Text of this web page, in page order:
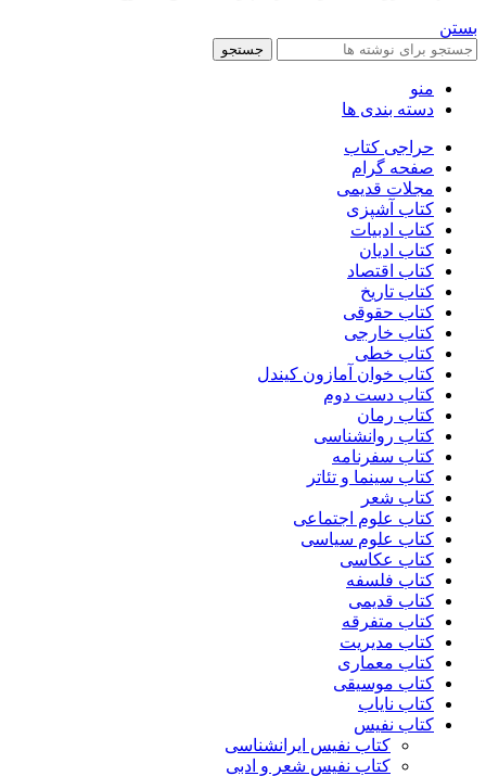
بستن
جستجو
منو
دسته بندی ها
حراجی کتاب
صفحه گرام
مجلات قدیمی
کتاب آشپزی
کتاب ادبیات
کتاب ادیان
کتاب اقتصاد
کتاب تاریخ
کتاب حقوقی
کتاب خارجی
کتاب خطی
کتاب خوان آمازون کیندل
کتاب دست دوم
کتاب رمان
کتاب روانشناسی
کتاب سفرنامه
کتاب سینما و تئاتر
کتاب شعر
کتاب علوم اجتماعی
کتاب علوم سیاسی
کتاب عکاسی
کتاب فلسفه
کتاب قدیمی
کتاب متفرقه
کتاب مدیریت
کتاب معماری
کتاب موسیقی
کتاب نایاب
کتاب نفیس
کتاب نفیس ایرانشناسی
کتاب نفیس شعر و ادبی